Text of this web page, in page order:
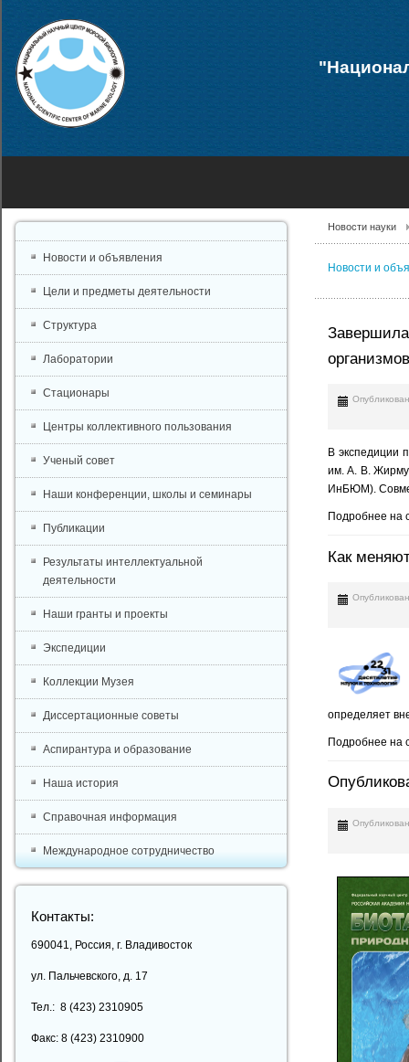
Новости науки
Новости и
организмов
В экспедиции
им. А. В.
ИнБЮМ).
Подробнее
Как
определяет
Подробнее на
Новости и объявления
Цели и предметы деятельности
Структура
Лаборатории
Стационары
Центры коллективного пользования
Ученый совет
Наши конференции, школы и семинары
Публикации
Результаты интеллектуальной
деятельности
Наши гранты и проекты
Экспедиции
Коллекции Музея
Диссертационные советы
Аспирантура и образование
Наша история
Справочная информация
Международное сотрудничество
Контакты:
690041, Россия, г. Владивосток
ул. Пальчевского, д. 17
Тел.: 8 (423) 2310905
Факс: 8 (423) 2310900